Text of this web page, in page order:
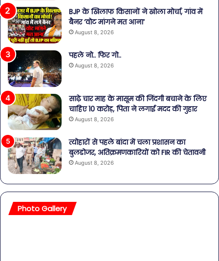
BJP के खिलाफ किसानों ने खोला मोर्चा, गांव में
बैनर ‘वोट मांगने मत आना’
August 8, 2026
पहले नो.. फिर गो..
August 8, 2026
साढ़े चार माह के मासूम की जिंदगी बचाने के लिए
चाहिए 10 करोड़, पिता ने लगाई मदद की गुहार
August 8, 2026
त्योहारों से पहले बांदा में चला प्रशासन का
बुलडोजर, अतिक्रमणकारियों को FIR की चेतावनी
August 8, 2026
Photo Gallery